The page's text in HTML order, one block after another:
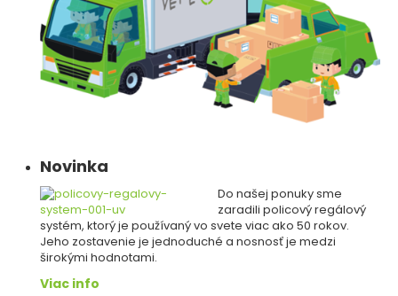
Novinka
Do našej ponuky sme
zaradili policový regálový
systém, ktorý je používaný vo svete viac ako 50 rokov.
Jeho zostavenie je jednoduché a nosnosť je medzi
širokými hodnotami.
Viac info